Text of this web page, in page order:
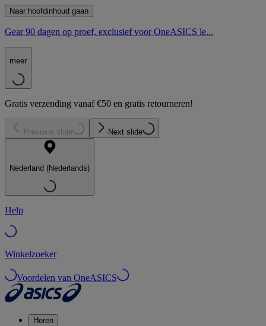
Naar hoofdinhoud gaan
Gear 90 dagen op proef, exclusief voor OneASICS le...
meer
Gratis verzending vanaf €50 en gratis retourneren!
Previous slide Next slide
Nederland (Nederlands)
Help
Winkelzoeker
Voordelen van OneASICS
Heren